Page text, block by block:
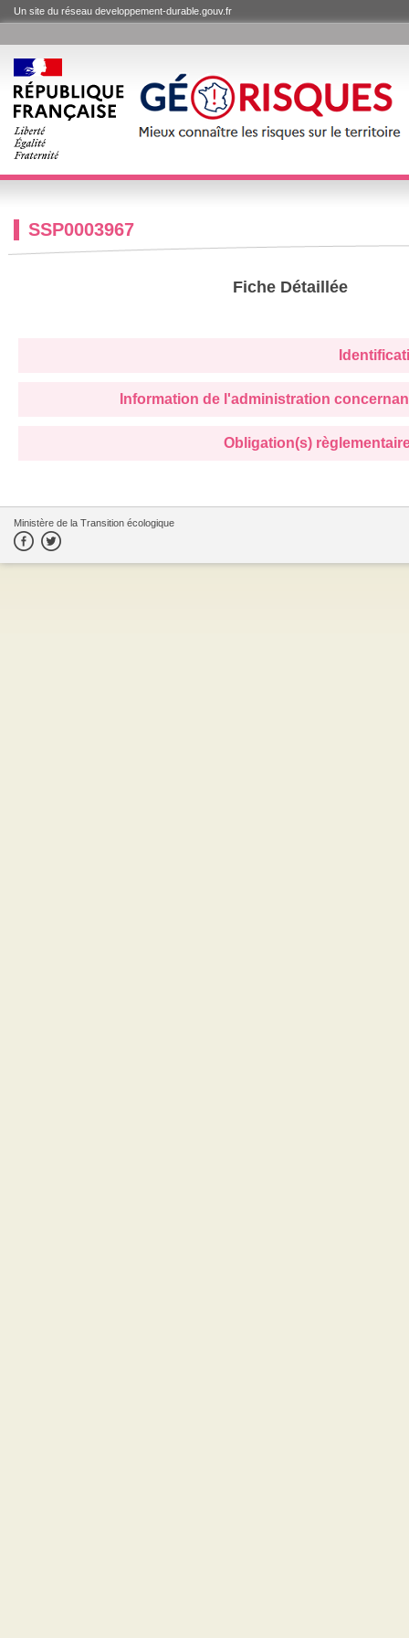
Un site du réseau developpement-durable.gouv.fr
SSP0003967
Fiche Détaillée
Information de l'administration
Obligation(s)
Ministère de la Transition écologique